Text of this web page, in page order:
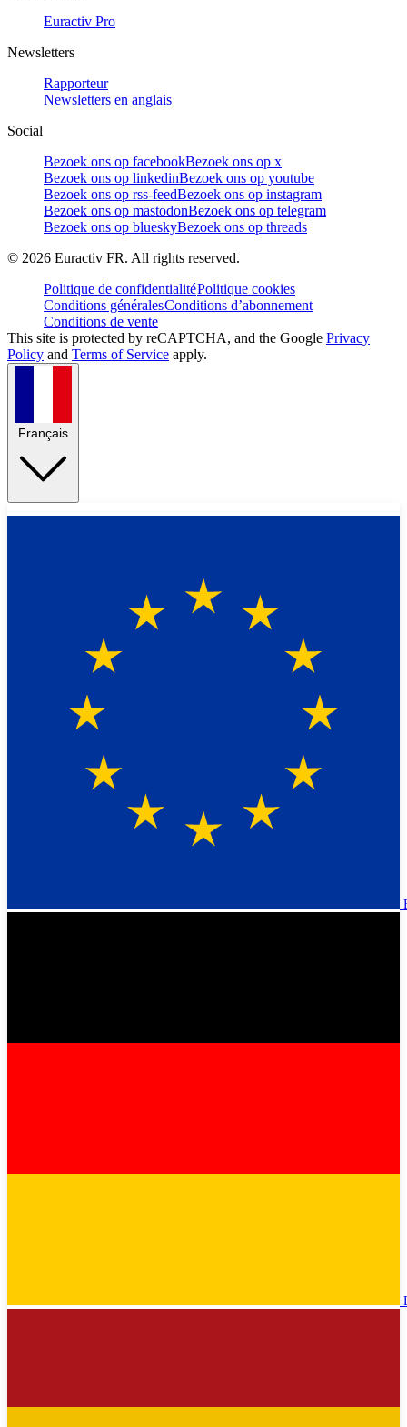
Euractiv Pro
Newsletters
Rapporteur
Newsletters en anglais
Social
Bezoek ons op facebookBezoek ons op x
Bezoek ons op linkedinBezoek ons op youtube
Bezoek ons op rss-feedBezoek ons op instagram
Bezoek ons op mastodonBezoek ons op telegram
Bezoek ons op blueskyBezoek ons op threads
© 2026 Euractiv FR. All rights reserved.
Politique de confidentialitéPolitique cookies
Conditions généralesConditions d’abonnement
Conditions de vente
This site is protected by reCAPTCHA, and the Google Privacy
Policy and Terms of Service apply.
Français